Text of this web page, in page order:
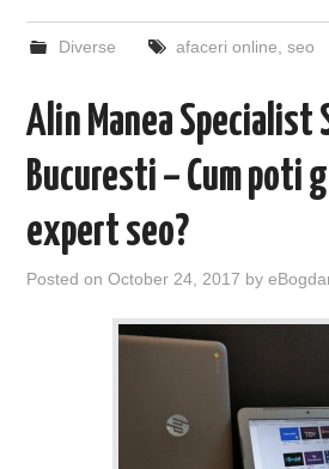
Diverse afaceri online seo
Alin Manea Specialist
Bucuresti – Cum poti
expert seo?
Posted onOctober 24, 2017 by